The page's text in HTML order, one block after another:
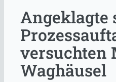
Angeklagte
versuchten
Waghäusel